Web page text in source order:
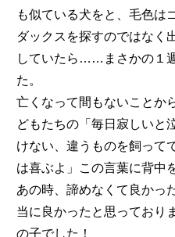
も似ている犬をと、毛色は
ダックスを探すのではなく
していたら……まさかの１
た。
亡くなって間もないことか
どもたちの「毎日寂しいと
けない、違うものを飼って
は喜ぶよ」この言葉に背中
あの時、諦めなくて良かっ
当に良かったと思っており
の子でした！